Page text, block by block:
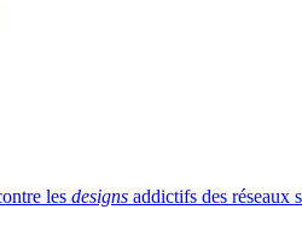
les designs addictifs des réseaux